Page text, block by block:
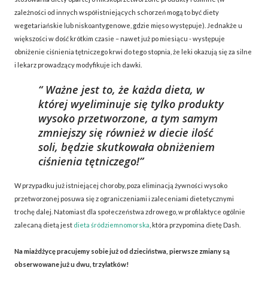
zależności od innych współistniejących schorzeń mogą to być diety
wegetariańskie lub niskoantygenowe, gdzie mięso występuje). Jednakże u
większości w dość krótkim czasie – nawet już po miesiącu - występuje
obniżenie ciśnienia tętniczego krwi do tego stopnia, że leki okazują się za silne
i lekarz prowadzący modyfikuje ich dawki.
Ważne jest to, że każda dieta, w
której wyeliminuje się tylko produkty
wysoko przetworzone, a tym samym
zmniejszy się również w diecie ilość
soli, będzie skutkowała obniżeniem
ciśnienia tętniczego!
W przypadku już istniejącej choroby, poza eliminacją żywności wysoko
przetworzonej posuwa się z ograniczeniami i zaleceniami dietetycznymi
trochę dalej. Natomiast dla społeczeństwa zdrowego, w profilaktyce ogólnie
zalecaną dietą jest dieta śródziemnomorska , która przypomina dietę Dash.
Na miażdżycę pracujemy sobie już od dzieciństwa, pierwsze zmiany są
obserwowane już u dwu, trzylatków!